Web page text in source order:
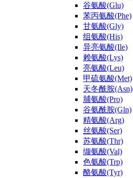
谷氨酸(Glu)
苯丙氨酸(Phe)
甘氨酸(Gly)
组氨酸(His)
异亮氨酸(Ile)
赖氨酸(Lys)
亮氨酸(Leu)
甲硫氨酸(Met)
天冬酰胺(Asn)
脯氨酸(Pro)
谷氨酰胺(Gln)
精氨酸(Arg)
丝氨酸(Ser)
苏氨酸(Thr)
缬氨酸(Val)
色氨酸(Trp)
酪氨酸(Tyr)